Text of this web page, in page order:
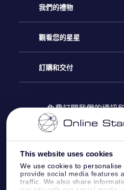
This website uses cookies
We use cookies to
provide social media features
traffic. We also share
客戶服務
聯繫我們
博客
評論
我們的禮物
Online Star禮物
OSR禮物包
OSR 禮物卡
公司禮品
觀看您的星星
星星注册
個性化的Star Page
One Million Stars
OSR Starsaver
訂購和交付
付款資訊
配送信息
退貨政策
免費訂閱我們的通訊